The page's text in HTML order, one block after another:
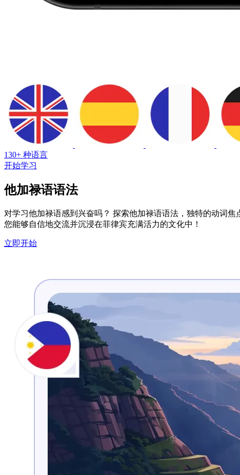
130+ 种语言
开始学习
他加禄语语法
对学习他加禄语感到兴奋吗？ 探索他加禄语语法，独特的动词
您能够自信地交流并沉浸在菲律宾充满活力的文化中！
立即开始